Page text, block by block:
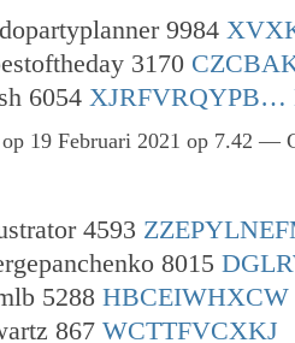
9984
3170
6054 XJRFVRQYPB…
op 19 Februari 2021 op 7.42 —
4593
8015
5288 HBCEIWHXCW
867 WCTTFVCXKJ